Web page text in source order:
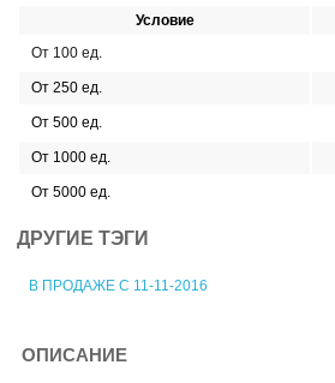
Условие
От 100 ед.
От 250 ед.
От 500 ед.
От 1000 ед.
От 5000 ед.
ДРУГИЕ ТЭГИ
В ПРОДАЖЕ С 11-11-2016
ОПИСАНИЕ